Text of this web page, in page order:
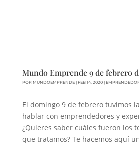
Mundo Emprende 9 de febrero
POR MUNDOEMPRENDE| FEB 14, 2020|
El domingo 9 de febrero tuvimos
hablar con emprendedores y
¿Quieres saber cuáles fueron los
que tratamos? Te hacemos aquí